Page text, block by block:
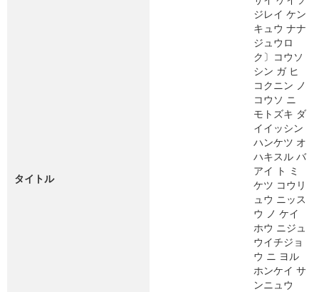
タイトル
ジレイ ケン
キュウ ナナ
ジュウロ
ク〕コウソ
シン ガ ヒ
コクニン ノ
コウソ ニ
モトズキ ダ
イイッシン
ハンケツ オ
ハキスル バ
アイ ト ミ
ケツ コウリ
ュウ ニッス
ウ ノ ケイ
ホウ ニジュ
ウイチジョ
ウ ニ ヨル
ホンケイ サ
ンニュウ